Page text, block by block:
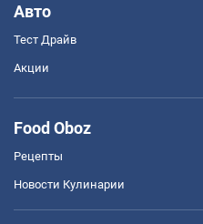
Авто
Тест Драйв
Акции
Food Oboz
Рецепты
Новости Кулинарии